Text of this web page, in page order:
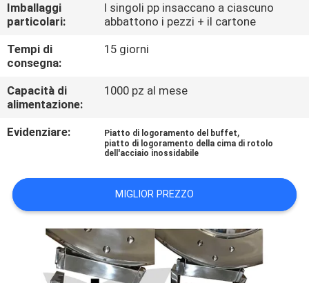
RICHIEDA
UNA
CITAZIONE
MAPPA
DEL
PRIVACY
POLICY
Imballaggi
particolari:
I singoli pp insaccano a ciascuno
abbattono i pezzi + il cartone
Tempi di
consegna:
15 giorni
Capacità di
alimentazione:
1000 pz al mese
Evidenziare: Piatto di logoramento del buffet,
piatto di logoramento della cima di rotolo
dell'acciaio inossidabile
MIGLIOR PREZZO